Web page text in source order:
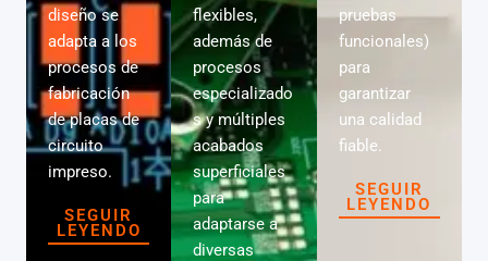
diseño se
adapta a los
procesos de
fabricación
de placas de
circuito
impreso.
SEGUIR
LEYENDO
flexibles,
además de
procesos
especializado
s y múltiples
acabados
superficiales
para
adaptarse a
diversas
pruebas
funcionales)
para
garantizar
una calidad
fiable.
SEGUIR
LEYENDO